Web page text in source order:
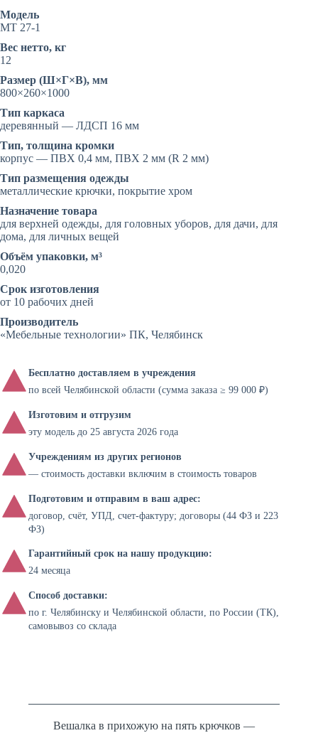
прихожую
на
пять
крючков
Модель
МТ 27-1
Вес нетто, кг
12
Размер (Ш×Г×В), мм
800×260×1000
Тип каркаса
деревянный — ЛДСП 16 мм
Тип, толщина кромки
корпус — ПВХ 0,4 мм, ПВХ 2 мм (R 2 мм)
Тип размещения одежды
металлические крючки, покрытие хром
Назначение товара
для верхней одежды, для головных уборов, для дачи, для
дома, для личных вещей
Объём упаковки, м³
0,020
Срок изготовления
от 10 рабочих дней
Производитель
«Мебельные технологии» ПК, Челябинск
Бесплатно доставляем в учреждения
по всей Челябинской области (сумма заказа ≥ 99 000 ₽)
Изготовим и отгрузим
эту модель до 25 августа 2026 года
Учреждениям из других регионов
— стоимость доставки включим в стоимость товаров
Подготовим и отправим в ваш адрес:
договор, счёт, УПД, счет-фактуру; договоры (44 ФЗ и 223
ФЗ)
Гарантийный срок на нашу продукцию:
24 месяца
Способ доставки:
по г. Челябинску и Челябинской области, по России (ТК),
самовывоз со склада
Вешалка в прихожую на пять крючков —